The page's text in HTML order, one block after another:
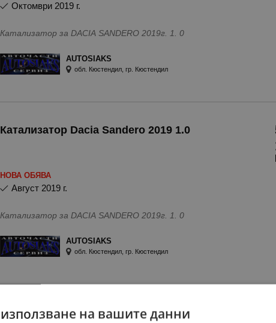
октомври 2019 г.
Катализатор за DACIA SANDERO 2019г. 1. 0
AUTOSIAKS
обл. Кюстендил, гр. Кюстендил
Катализатор Dacia Sandero 2019 1.0
НОВА ОБЯВА
август 2019 г.
Катализатор за DACIA SANDERO 2019г. 1. 0
AUTOSIAKS
обл. Кюстендил, гр. Кюстендил
Катализатор за DACIA DOKKER 1.6
на вашите данни